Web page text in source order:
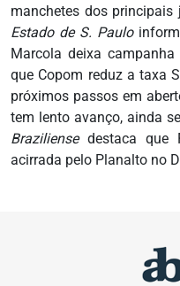
manchetes dos
Estado de S. Paulo
Marcola deixa campanha
que Copom reduz a taxa
próximos passos em
tem lento avanço, ainda
Braziliensedestaca que
acirrada pelo Planalto no